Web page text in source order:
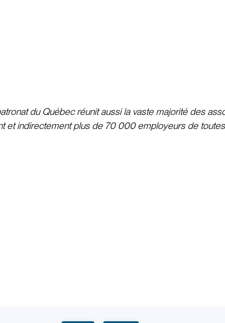
du Québec réunit aussi la vaste majorité des
indirectement plus de 70 000 employeurs de